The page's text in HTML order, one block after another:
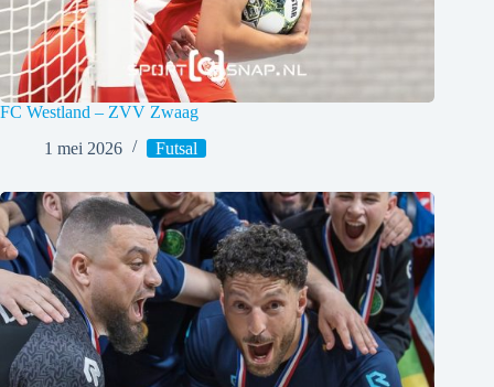
FC Westland – ZVV Zwaag
1 mei 2026
Futsal